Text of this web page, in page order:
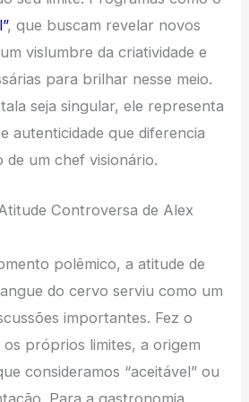
, que buscam revelar novos
vislumbre da criatividade e
para brilhar nesse meio.
seja singular, ele representa
autenticidade que diferencia
de um chef visionário.
Controversa de Alex
polêmico, a atitude de
do cervo serviu como um
importantes. Fez o
próprios limites, a origem
consideramos “aceitável” ou
Para a gastronomia,